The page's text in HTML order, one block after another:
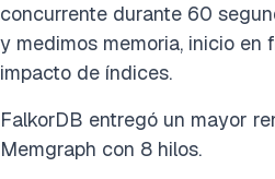
concurrente durante 60
y medimos memoria, inicio en
impacto de índices.
FalkorDB entregó un mayor
Memgraph con 8 hilos.